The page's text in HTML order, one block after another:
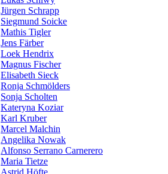
Jürgen Schrapp
Siegmund Soicke
Mathis Tigler
Jens Färber
Loek Hendrix
Magnus Fischer
Elisabeth Sieck
Ronja Schmölders
Sonja Scholten
Kateryna Koziar
Karl Kruber
Marcel Malchin
Angelika Nowak
Alfonso Serrano Carnerero
Maria Tietze